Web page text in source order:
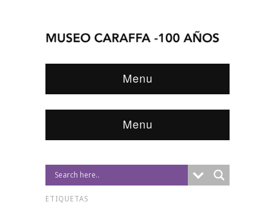
Menu
Menu
ETIQUETAS